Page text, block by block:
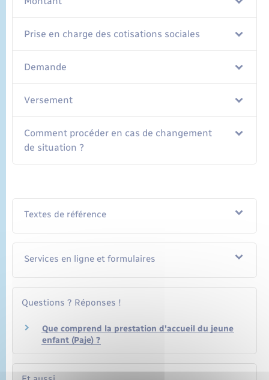
Prise en charge des cotisations sociales
Demande
Versement
Comment procéder en cas de changement
de situation ?
Textes de référence
Services en ligne et formulaires
Questions ? Réponses !
Que comprend la prestation d'accueil du jeune
enfant (Paje) ?